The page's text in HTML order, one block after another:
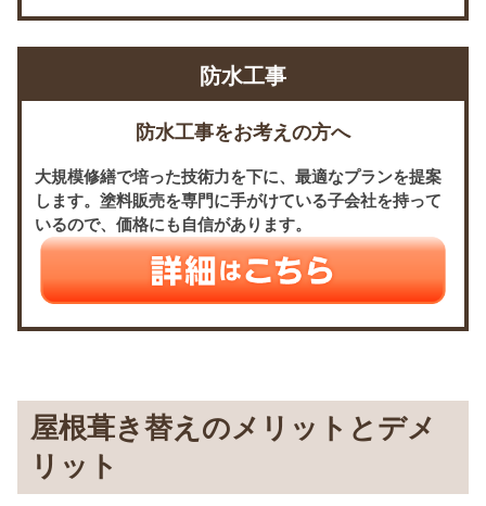
防水工事
防水工事をお考えの方へ
大規模修繕で培った技術力を下に、最適なプランを提案
します。塗料販売を専門に手がけている子会社を持って
いるので、価格にも自信があります。
屋根葺き替えのメリットとデメ
リット